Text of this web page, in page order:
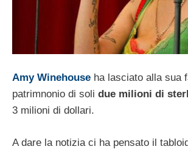
Amy Winehouse ha lasciato alla sua
patrimnonio di soli due milioni di
3 milioni di dollari.
A dare la notizia ci ha pensato il